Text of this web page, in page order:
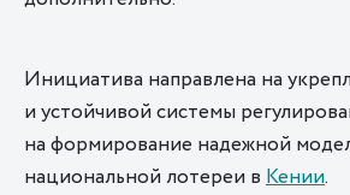
Инициатива направлена на
и устойчивой системы
на формирование надежной
национальной лотереи в Кении.